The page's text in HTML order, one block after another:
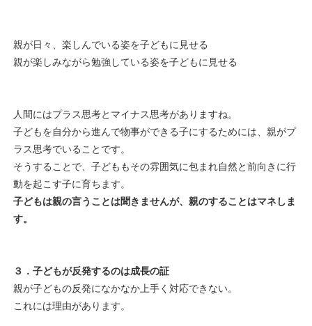
親が日々、楽しんでいる姿を子どもに見せる
親が楽しみながら勉強している姿を子どもに見せる
人間にはプラス思考とマイナス思考がありますね。
子どもを自分から進んで物事ができる子にするためには、親がプ
ラス思考でいることです。
そうすることで、子どももその雰囲気に包まれ自然と前向きに行
動を起こす子に育ちます。
子どもは親の言うことは聞きませんが、親のすることはマネしま
す。
３．子どもが反発するのは成長の証
親が子どもの反発になかなか上手く対応できない。
これには理由があります。